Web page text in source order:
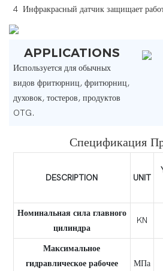
4 Инфракрасный датчик защищает
APPLICATIONS
Используется для обычных
видов фритюрниц, фритюрниц,
духовок, тостеров, продуктов
OTG.
Спецификация
DESCRIPTION UNIT
Номинальная сила главного
цилиндра
KN
Максимальное
гидравлическое рабочее
МПа